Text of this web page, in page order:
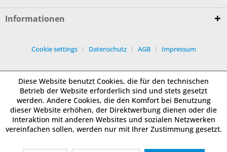
Informationen
Cookie settings Datenschutz AGB Impressum
Diese Website benutzt Cookies, die für den technischen
Betrieb der Website erforderlich sind und stets gesetzt
werden. Andere Cookies, die den Komfort bei Benutzung
dieser Website erhöhen, der Direktwerbung dienen oder die
Interaktion mit anderen Websites und sozialen Netzwerken
vereinfachen sollen, werden nur mit Ihrer Zustimmung gesetzt.